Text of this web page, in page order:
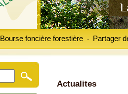
Bourse foncière forestière Partager
-
Actualites